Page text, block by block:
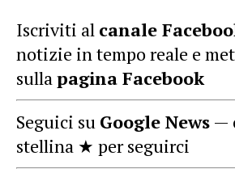
Iscriviti al canale
notizie in tempo reale e
sullapagina Facebook
Seguici su Google News —
stellina ★ per seguirci